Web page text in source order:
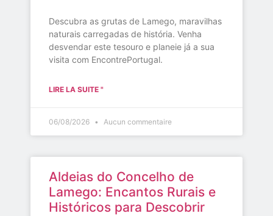
Descubra as grutas de Lamego, maravilhas
naturais carregadas de história. Venha
desvendar este tesouro e planeie já a sua
visita com EncontrePortugal.
LIRE LA SUITE "
06/08/2026 Aucun commentaire
Aldeias do Concelho de
Lamego: Encantos Rurais e
Históricos para Descobrir